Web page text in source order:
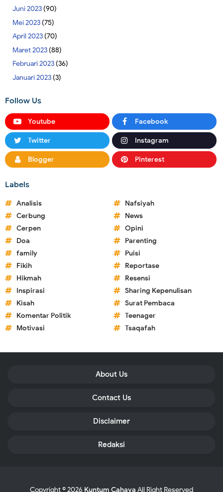
Juni 2023(90)
Mei 2023(75)
April 2023(70)
Maret 2023(88)
Februari 2023(36)
Januari 2023(3)
Follow Us
Youtube Facebook
Twitter Instagram
Blogger Pinterest
Labels
Analisis
Cerbung
Cerpen
Doa
family
Fikih
Hikmah
Inspirasi
Kisah
Komentar Politik
Motivasi
Nafsiyah
News
Opini
Parenting
Puisi
Reportase
Resensi
Sharing Kepenulisan
Surat Pembaca
Teenager
Tsaqafah
About Us
Contact Us
Disclaimer
Redaksi
Copyright ©2026 Kuntum Cahaya All Right Reserved